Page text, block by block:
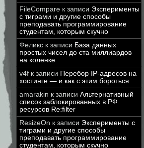
FileCompare к записи Эксперименты
с тиграми и другие способы
преподавать программирование
студентам, которым скучно
Феликс к записи База данных
простых чисел до ста миллиардов
на коленке
v4f к записи Перебор IP-адресов на
хостинге — и как с этим бороться
amarakin к записи Альтернативный
список заблокированных в РФ
ресурсов Re:filter
ResizeOn к записи Эксперименты с
тиграми и другие способы
преподавать программирование
студентам, которым скучно